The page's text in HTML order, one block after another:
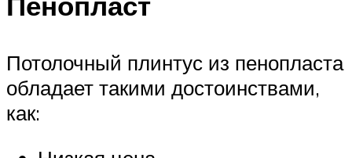
Потолочный плинтус из пенопласта
обладает такими достоинствами,
как: